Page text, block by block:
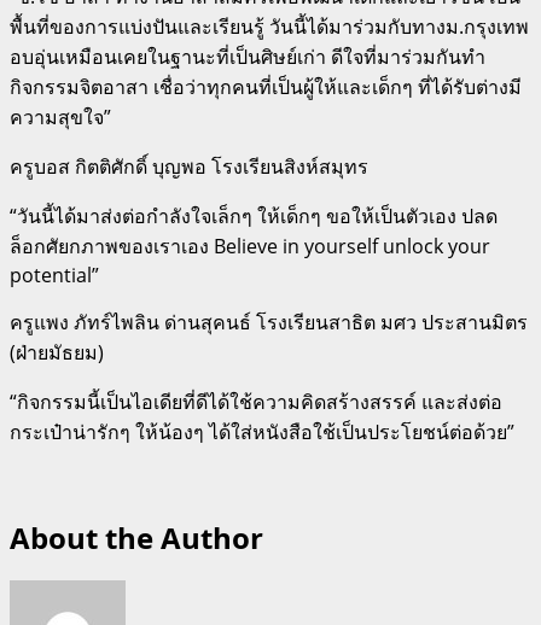
พื้นที่ของการแบ่งปันและเรียนรู้ วันนี้ได้มาร่วมกับทางม.กรุงเทพ
อบอุ่นเหมือนเคยในฐานะที่เป็นศิษย์เก่า ดีใจที่มาร่วมกันทำ
กิจกรรมจิตอาสา เชื่อว่าทุกคนที่เป็นผู้ให้และเด็กๆ ที่ได้รับต่างมี
ความสุขใจ”
ครูบอส กิตติศักดิ์ บุญพอ โรงเรียนสิงห์สมุทร
“วันนี้ได้มาส่งต่อกำลังใจเล็กๆ ให้เด็กๆ ขอให้เป็นตัวเอง ปลด
ล็อกศัยกภาพของเราเอง Believe in yourself unlock your
potential”
ครูแพง ภัทร์ไพลิน ด่านสุคนธ์ โรงเรียนสาธิต มศว ประสานมิตร
(ฝ่ายมัธยม)
“กิจกรรมนี้เป็นไอเดียที่ดีได้ใช้ความคิดสร้างสรรค์ และส่งต่อ
กระเป๋าน่ารักๆ ให้น้องๆ ได้ใส่หนังสือใช้เป็นประโยชน์ต่อด้วย”
About the Author